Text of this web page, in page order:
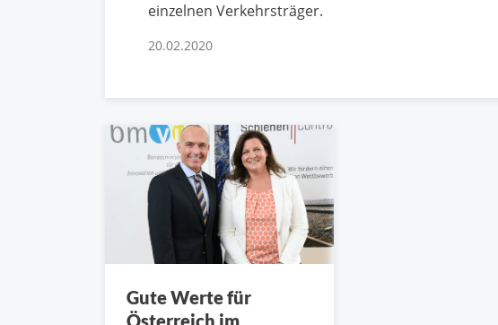
einzelnen Verkehrsträger.
20.02.2020
Gute Werte für
Österreich im